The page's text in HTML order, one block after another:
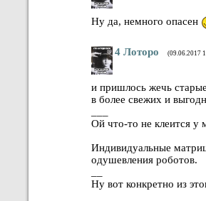
Ну да, немного опасен
4 Лоторо (09.06.2017
и пришлось жечь
в более свежих и
Ой что-то не клеится у
Индивидуальные
одушевления роботов.
Ну вот конкретно из